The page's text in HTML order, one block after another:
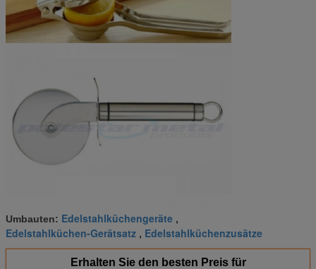
Umbauten: Edelstahlküchengeräte ,
Edelstahlküchen-Gerätsatz , Edelstahlküchenzusätze
Erhalten Sie den besten Preis für